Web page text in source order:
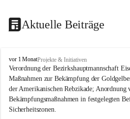
Aktuelle Beiträge
O
s
l
i
p
vor 1 MonatProjekte & Initiativen
Verordnung der Bezirkshauptmannschaft
Maßnahmen zur Bekämpfung der
der Amerikanischen Rebzikade; Anordnung
Bekämpfungsmaßnahmen in festgelegten
Sicherheitszonen.